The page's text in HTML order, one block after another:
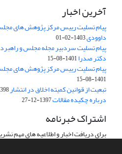
آخرین اخبار
پیام تسلیت رییس مرکز پژوهش های
داوودی1403-02-01
پیام تسلیت سردبیر مجله مجلس و
دکتر صدرا1401-08-15
پیام تسلیت رییس مرکز پژوهش های
1401-08-15
تبعیت از قوانین کمیته اخلاق در انتشار10-23
درباره چکیده مقالات1397-12-27
اشتراک خبرنامه
برای دریافت اخبار و اطلاعیه های مهم